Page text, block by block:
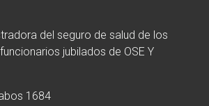
del seguro de salud de los
jubilados de OSE Y
1684